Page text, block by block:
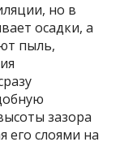
но в
осадки, а
пыль,
зазора
его слоями на